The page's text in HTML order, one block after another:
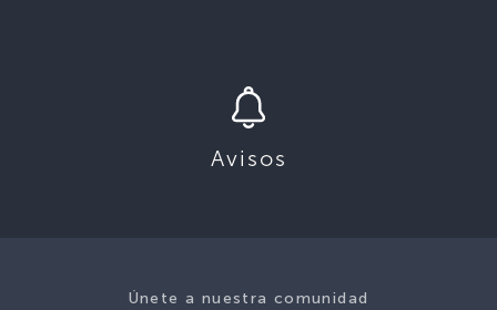
Avisos
Únete a nuestra comunidad